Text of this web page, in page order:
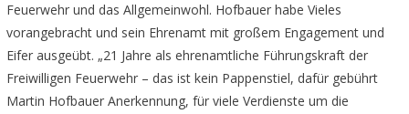
Feuerwehr und das Allgemeinwohl. Hofbauer habe Vieles
vorangebracht und sein Ehrenamt mit großem Engagement und
Eifer ausgeübt. „21 Jahre als ehrenamtliche Führungskraft der
Freiwilligen Feuerwehr – das ist kein Pappenstiel, dafür gebührt
Martin Hofbauer Anerkennung, für viele Verdienste um die